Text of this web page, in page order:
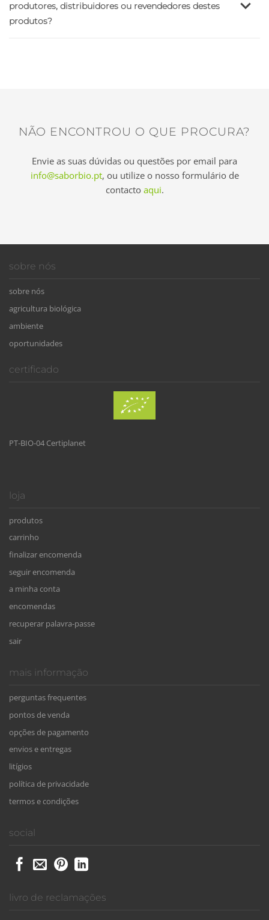
info@saborbio.pt
produtores, distribuidores ou revendedores destes
produtos?
NÃO ENCONTROU O QUE PROCURA?
Envie as suas dúvidas ou questões por email para
info@saborbio.pt, ou utilize o nosso formulário de
contacto aqui.
sobre nós
sobre nós
agricultura biológica
ambiente
oportunidades
certificado
PT-BIO-04 Certiplanet
loja
produtos
carrinho
finalizar encomenda
seguir encomenda
a minha conta
encomendas
recuperar palavra-passe
sair
mais informação
perguntas frequentes
pontos de venda
opções de pagamento
envios e entregas
litígios
política de privacidade
termos e condições
social
livro de reclamações